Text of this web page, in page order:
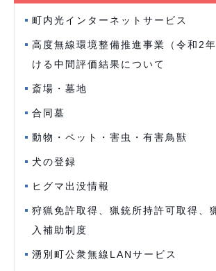
町内光インターネットサービス
高度無線環境整備推進事業（令和2
ける中間評価結果について
斎場・墓地
合同墓
動物・ペット・害虫・有害鳥獣
犬の登録
ヒグマ出没情報
狩猟免許取得、猟銃所持許可取得、
入補助制度
湧別町公衆無線LANサービス